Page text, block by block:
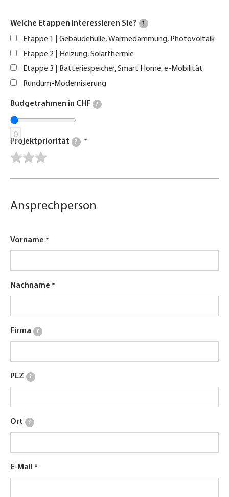
Welche Etappen interessieren Sie? ?
Etappe 1 | Gebäudehülle, Wärmedämmung, Photovoltaik
Etappe 2 | Heizung, Solarthermie
Etappe 3 | Batteriespeicher, Smart Home, e-Mobilität
Rundum-Modernisierung
Budgetrahmen in CHF ?
0
Projektpriorität ?
Ansprechperson
Vorname
Nachname
Firma ?
PLZ ?
Ort ?
E-Mail